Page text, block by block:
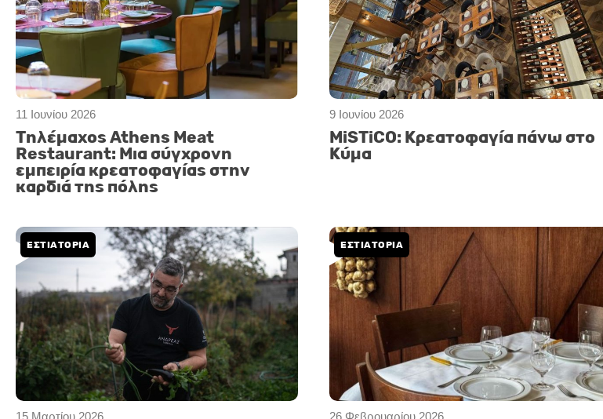
11 Ιουνίου 2026
Τηλέμαχος Athens Meat
Restaurant: Μια σύγχρονη
εμπειρία κρεατοφαγίας στην
καρδιά της πόλης
9 Ιουνίου 2026
MiSTiCO: Κρεατοφαγία πάνω στο
Κύμα
15 Μαρτίου 2026
ΕΣΤΙΑΤΟΡΙΑ
26 Φεβρουαρίου 2026
ΕΣΤΙΑΤΟΡΙΑ